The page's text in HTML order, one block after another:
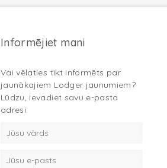
Informējiet mani
Vai vēlaties tikt informēts par
jaunākajiem Lodger jaunumiem?
Lūdzu, ievadiet savu e-pasta
adresi: